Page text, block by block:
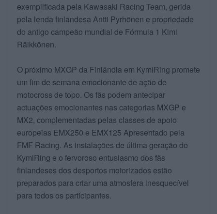
exemplificada pela Kawasaki Racing Team, gerida
pela lenda finlandesa Antti Pyrhönen e propriedade
do antigo campeão mundial de Fórmula 1 Kimi
Räikkönen.
O próximo MXGP da Finlândia em KymiRing promete
um fim de semana emocionante de ação de
motocross de topo. Os fãs podem antecipar
actuações emocionantes nas categorias MXGP e
MX2, complementadas pelas classes de apoio
europeias EMX250 e EMX125 Apresentado pela
FMF Racing. As instalações de última geração do
KymiRing e o fervoroso entusiasmo dos fãs
finlandeses dos desportos motorizados estão
preparados para criar uma atmosfera inesquecível
para todos os participantes.